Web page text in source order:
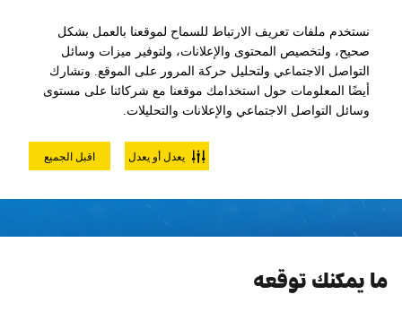
نستخدم ملفات تعريف الارتباط للسماح لموقعنا بالعمل بشكل
صحيح، ولتخصيص المحتوى والإعلانات، ولتوفير ميزات وسائل
التواصل الاجتماعي ولتحليل حركة المرور على الموقع. ونشارك
أيضًا المعلومات حول استخدامك موقعنا مع شركائنا على مستوى
وسائل التواصل الاجتماعي والإعلانات والتحليلات.
اقبل الجميع يعدل أو يعدلسنو بوستر- تذكرة 5 أيام
ما يمكنك توقعه